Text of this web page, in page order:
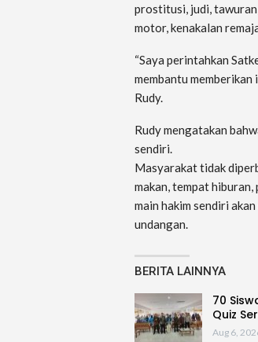
prostitusi, judi,
motor, kenakalan
“Saya perintahkan
membantu
Rudy.
Rudy mengatakan
sendiri.
Masyarakat tidak
makan, tempat
main hakim sendiri
undangan.
BERITA LAINNYA
70
Quiz
Aug 6,